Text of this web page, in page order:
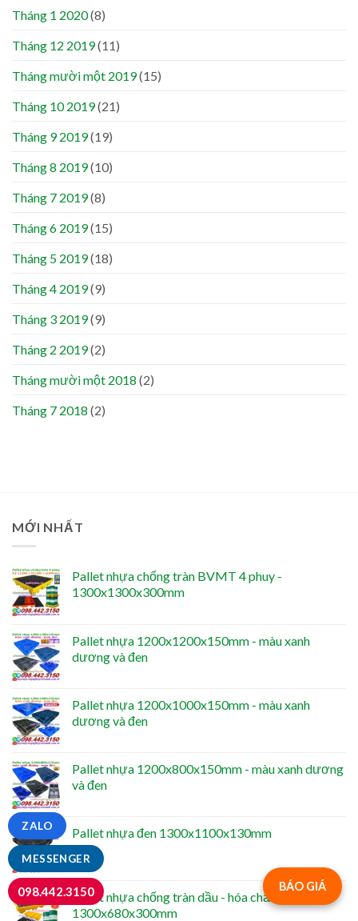
Tháng 1 2020(8)
Tháng 12 2019(11)
Tháng mười một 2019(15)
Tháng 10 2019(21)
Tháng 9 2019(19)
Tháng 8 2019(10)
Tháng 7 2019(8)
Tháng 6 2019(15)
Tháng 5 2019(18)
Tháng 4 2019(9)
Tháng 3 2019(9)
Tháng 2 2019(2)
Tháng mười một 2018 (2)
Tháng 7 2018 (2)
MỚI NHẤT
Pallet nhựa chống tràn BVMT 4 phuy -
1300x1300x300mm
Pallet nhựa 1200x1200x150mm - màu xanh
dương và đen
Pallet nhựa 1200x1000x150mm - màu xanh
dương và đen
Pallet nhựa 1200x800x150mm - màu xanh dương
và đen
Pallet nhựa đen 1300x1100x130mm
Pallet nhựa chống tràn dầu - hóa chất 2 phuy -
1300x680x300mm
BÁO GIÁ
MESSENGER
ZALO
098.442.3150